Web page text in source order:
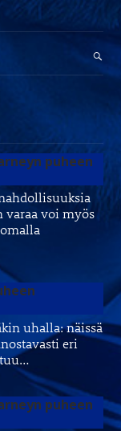
puheen
voi myös
uhalla: näissä
eri
puheen